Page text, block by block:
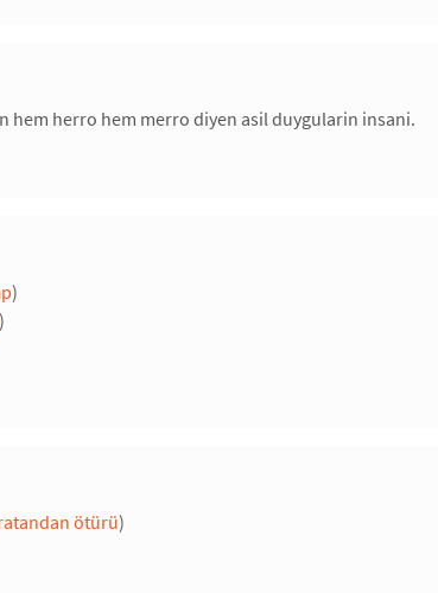
hem herro hem merro diyen asil duygularin insani.
)
)
ötürü)